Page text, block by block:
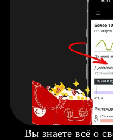
Вы знаете всё о